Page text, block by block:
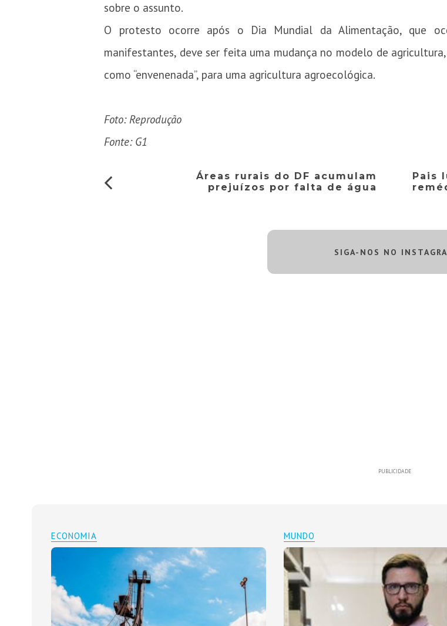
sobre o assunto.
O protesto ocorre após o Dia Mundial da Alimentação, que
manifestantes, deve ser feita uma mudança no modelo de
como “envenenada”, para uma agricultura agroecológica.
Foto: Reprodução
Fonte: G1
Áreas rurais do DF acumulam
prejuízos por falta de água
Pais
SIGA-NOS NO
PUBLICIDADE
MUNDO
ECONOMIA